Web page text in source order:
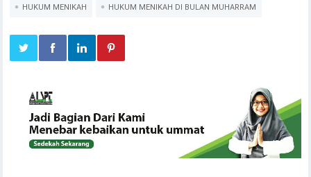
HUKUM MENIKAH HUKUM MENIKAH DI BULAN MUHARRAM